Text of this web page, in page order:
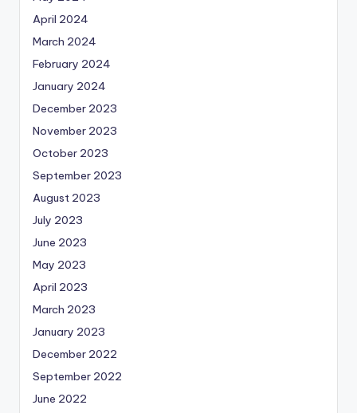
April 2024
March 2024
February 2024
January 2024
December 2023
November 2023
October 2023
September 2023
August 2023
July 2023
June 2023
May 2023
April 2023
March 2023
January 2023
December 2022
September 2022
June 2022